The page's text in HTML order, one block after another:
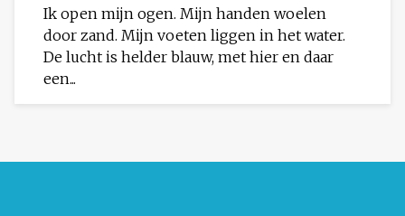
Ik open mijn ogen. Mijn handen woelen
door zand. Mijn voeten liggen in het water.
De lucht is helder blauw, met hier en daar
een...